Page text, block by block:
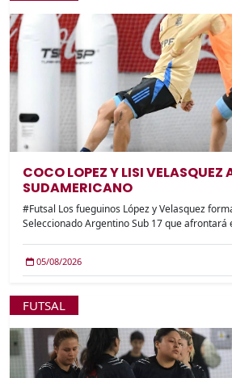
COCO LOPEZ Y LISI VELASQUEZ
SUDAMERICANO
#Futsal Los fueguinos López y Velasquez
Seleccionado Argentino Sub 17 que afrontará
05/08/2026
FUTSAL